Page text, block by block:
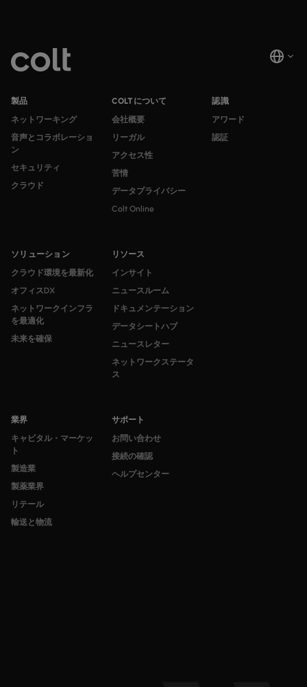
製品
ネットワーキング
音声とコラボレーショ
ン
セキュリティ
クラウド
ソリューション
クラウド環境を最新化
オフィスDX
ネットワークインフラ
を最適化
未来を確保
業界
キャピタル・マーケッ
ト
製造業
製薬業界
リテール
輸送と物流
リソース
インサイト
ニュースルーム
ドキュメンテーション
データシートハブ
ニュースレター
ネットワークステータ
ス
COLTについて
会社概要
リーガル
アクセス性
苦情
データプライバシー
Colt Online
サポート
お問い合わせ
接続の確認
ヘルプセンター
認識
アワード
認証